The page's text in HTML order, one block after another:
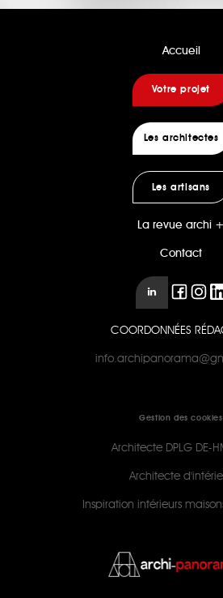
Accueil
Votre projet
Les architectes
Les artisans
La revue archi +
Contact
COORDONNÉES
Gestion des cookies
Architecte DPLG DE-
Architecte
Inspiration intérieurs